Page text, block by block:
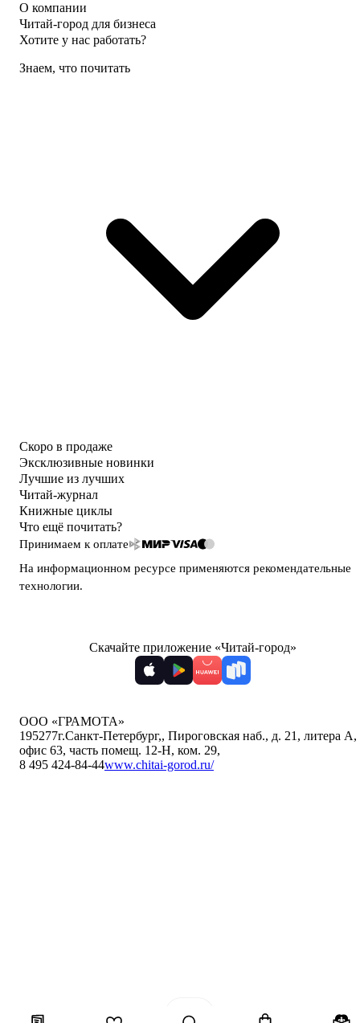
О компании
Читай-город для бизнеса
Хотите у нас работать?
Знаем, что почитать
Скоро в продаже
Эксклюзивные новинки
Лучшие из лучших
Читай-журнал
Книжные циклы
Что ещё почитать?
Принимаем к оплате
На информационном ресурсе применяются рекомендательные
технологии.
Скачайте приложение «Читай-город»
ООО «ГРАМОТА»
195277г.Санкт-Петербург,, Пироговская наб., д. 21, литера А,
офис 63, часть помещ. 12-Н, ком. 29,
8 495 424-84-44www.chitai-gorod.ru/